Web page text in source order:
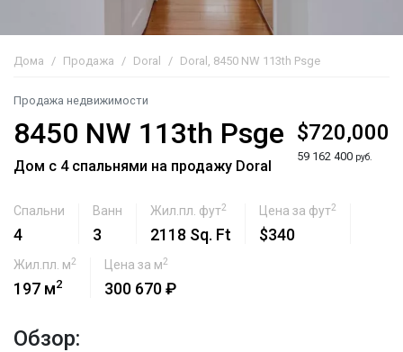
Дома Продажа Doral Doral, 8450 NW 113th Psge
Продажа недвижимости
8450 NW 113th Psge
Дом с 4 спальнями на продажу Doral
$720,000
59 162 400 руб.
Спальни
4
Ванн
3
Жил.пл. фут2
2118 Sq. Ft
Цена за фут2
$340
Жил.пл. м2
197 м2
Цена за м2
300 670 ₽
Обзор: